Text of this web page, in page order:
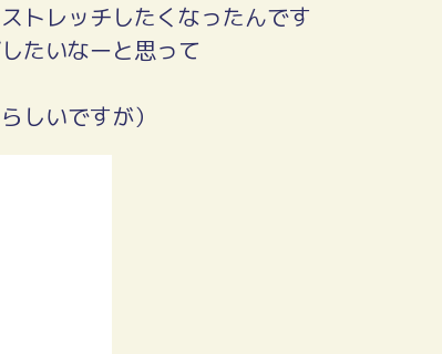
トレッチしたくなったんです
たいなーと思って
しいですが）